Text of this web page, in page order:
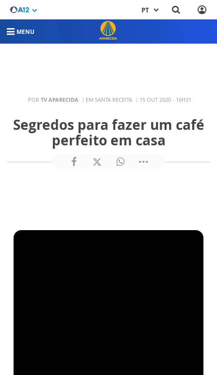
PT
MENU
POR TV APARECIDA EM SANTA RECEITA 15 OUT 2020 - 16H31
Segredos para fazer um café
perfeito em casa